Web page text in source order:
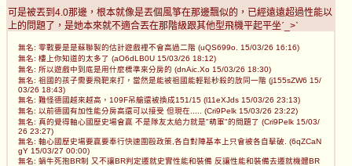
可是被丟到4.0那邊，根本就像是丟個風箏在那邊飄似的，已經遠遠超過性能以
上的問題了，是她本來就不適合丟在那階級跟其他型飛機平起平坐ˊ_>ˋ
無名: 零戰要是是蘇聯製的估計遊戲裡不會高過二階 (uQS699o. 15/03/26 16:16)
無名: 樓上你知道的太多了 (aO6dLB0U 15/03/26 18:12)
無名: 所以遊戲中到底是用什麼標準來分房的 (dnAic.Xo 15/03/26 18:30)
無名: 祖國的孩子需要飛靶來打，當然是能被祖國能輕鬆秒殺的放同一階 (j155sZW6 15/
03/26 18:43)
無名: 難怪德國越來越高，109F吊艙還被換成151/15 (l11eXJds 15/03/26 23:13)
無名: 以前德國有加性能分房高還可以接受 但現在..... (Cri9Pelk 15/03/26 23:22)
無名: 真的覺得軸心國歷史場會贏 不是隊友太給力就是"萌軍"的問題了 (Cri9Pelk 15/03/
26 23:27)
無名: 軸心國歷史場要贏要奉行快速圍毆政策,各自對陣基本上只會被各自擊破. (6qZCaN
gY 15/03/27 00:00)
無名: 蝸牛死抱BR制 又不讓BR判定遷就史實性能和裝備 反讓性能和裝備去遷就機體BR